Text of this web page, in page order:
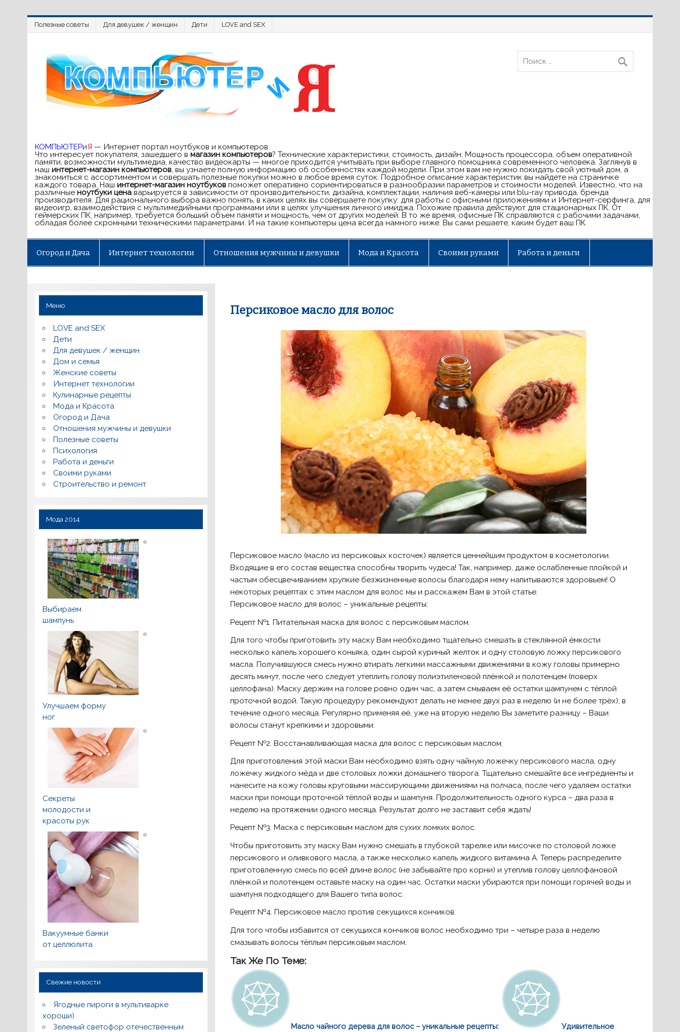
Полезные советы Для девушек / женщин Дети LOVE and SEX
КОМПЬЮТЕРиЯ — Интернет портал ноутбуков и компьютеров.
Что интересует покупателя, зашедшего в магазин компьютеров? Технические характеристики, стоимость, дизайн. Мощность процессора, объем оперативной
памяти, возможности мультимедиа, качество видеокарты — многое приходится учитывать при выборе главного помощника современного человека. Заглянув в
наш интернет-магазин компьютеров, вы узнаете полную информацию об особенностях каждой модели. При этом вам не нужно покидать свой уютный дом, а
знакомиться с ассортиментом и совершать полезные покупки можно в любое время суток. Подробное описание характеристик вы найдете на страничке
каждого товара. Наш интернет-магазин ноутбуковпоможет оперативно сориентироваться в разнообразии параметров и стоимости моделей. Известно, что на
различные ноутбуки ценаварьируется в зависимости от производительности, дизайна, комплектации, наличия веб-камеры или blu-ray привода, бренда
производителя. Для рационального выбора важно понять, в каких целях вы совершаете покупку: для работы с офисными приложениями и Интернет-серфинга, для
видеоигр, взаимодействия с мультимедийными программами или в целях улучшения личного имиджа. Похожие правила действуют для стационарных ПК. От
геймерских ПК, например, требуется больший объем памяти и мощность, чем от других моделей. В то же время, офисные ПК справляются с рабочими задачами,
обладая более скромными техническими параметрами. И на такие компьютеры цена всегда намного ниже. Вы сами решаете, каким будет ваш ПК.
Огород и Дача Интернет технологии Отношения мужчины и девушки Мода и Красота Своими руками Работа и деньги
Персиковое масло для волос
Персиковое масло (масло из персиковых косточек) является ценнейшим продуктом в косметологии.
Входящие в его состав вещества способны творить чудеса! Так, например, даже ослабленные плойкой и
частым обесцвечиванием хрупкие безжизненные волосы благодаря нему напитываются здоровьем! О
некоторых рецептах с этим маслом для волос мы и расскажем Вам в этой статье.
Персиковое масло для волос – уникальные рецепты:
Рецепт №1. Питательная маска для волос с персиковым маслом.
Для того чтобы приготовить эту маску Вам необходимо тщательно смешать в стеклянной ёмкости
несколько капель хорошего коньяка, один сырой куриный желток и одну столовую ложку персикового
масла. Получившуюся смесь нужно втирать легкими массажными движениями в кожу головы примерно
десять минут, после чего следует утеплить голову полиэтиленовой плёнкой и полотенцем (поверх
целлофана). Маску держим на голове ровно один час, а затем смываем её остатки шампунем с тёплой
проточной водой. Такую процедуру рекомендуют делать не менее двух раз в неделю (и не более трёх), в
течение одного месяца. Регулярно применяя её, уже на вторую неделю Вы заметите разницу – Ваши
волосы станут крепкими и здоровыми.
Рецепт №2. Восстанавливающая маска для волос с персиковым маслом.
Для приготовления этой маски Вам необходимо взять одну чайную ложечку персикового масла, одну
ложечку жидкого мёда и две столовых ложки домашнего творога. Тщательно смешайте все ингредиенты и
нанесите на кожу головы круговыми массирующими движениями на полчаса, после чего удаляем остатки
маски при помощи проточной тёплой воды и шампуня. Продолжительность одного курса – два раза в
неделю на протяжении одного месяца. Результат долго не заставит себя ждать!
Рецепт №3. Маска с персиковым маслом для сухих ломких волос.
Чтобы приготовить эту маску Вам нужно смешать в глубокой тарелке или мисочке по столовой ложке
персикового и оливкового масла, а также несколько капель жидкого витамина А. Теперь распределите
приготовленную смесь по всей длине волос (не забывайте про корни) и утеплив голову целлофановой
плёнкой и полотенцем оставьте маску на один час. Остатки маски убираются при помощи горячей воды и
шампуня подходящего для Вашего типа волос.
Рецепт №4. Персиковое масло против секущихся кончиков.
Для того чтобы избавится от секущихся кончиков волос необходимо три – четыре раза в неделю
смазывать волосы тёплым персиковым маслом.
Так Же По Теме:
Масло чайного дерева для волос – уникальные рецепты: Удивительное
Меню
LOVE and SEX
Дети
Для девушек / женщин
Дом и семья
Женские советы
Интернет технологии
Кулинарные рецепты
Мода и Красота
Огород и Дача
Отношения мужчины и девушки
Полезные советы
Психология
Работа и деньги
Своими руками
Строительство и ремонт
Мода 2014
Выбираем
шампунь
Улучшаем форму
ног
Секреты
молодости и
красоты рук
Вакуумные банки
от целлюлита
Свежие новости
Ягодные пироги в мультиварке
хороши)
Зеленый светофор отечественным